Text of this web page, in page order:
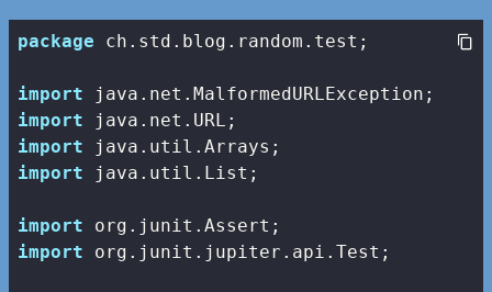
package ch.std.blog.random.test;
import
import
import
import java.util.List;
import
import org.junit.jupiter.api.Test;